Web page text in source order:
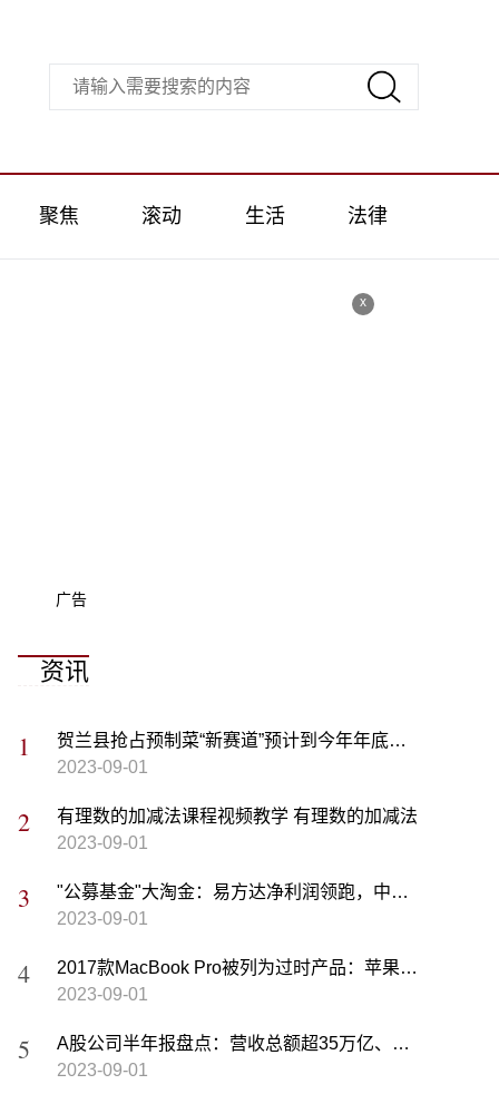
聚焦 滚动 生活 法律
x
广告
资讯
贺兰县抢占预制菜“新赛道”预计到今年年底生产企业达35家，年销售额达17亿元
2023-09-01
有理数的加减法课程视频教学 有理数的加减法
2023-09-01
"公募基金"大淘金：易方达净利润领跑，中小基金公司如何突围？|基金观察
2023-09-01
2017款MacBook Pro被列为过时产品：苹果寄予厚望的Touch Bar设计引发争议
2023-09-01
A股公司半年报盘点：营收总额超35万亿、超半数公司业绩增长
2023-09-01